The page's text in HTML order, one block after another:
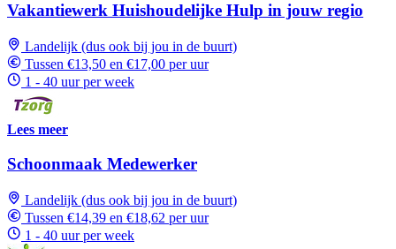
Vakantiewerk Huishoudelijke Hulp in jouw regio
Landelijk (dus ook bij jou in de buurt)
Tussen €13,50 en €17,00 per uur
1 - 40 uur per week
Lees meer
Schoonmaak Medewerker
Landelijk (dus ook bij jou in de buurt)
Tussen €14,39 en €18,62 per uur
1 - 40 uur per week